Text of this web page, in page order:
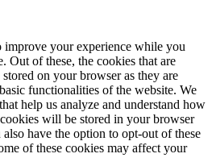
improve your experience while you
Out of these, the cookies that are
stored on your browser as they are
functionalities of the website. We
help us analyze and understand how
will be stored in your browser
have the option to opt-out of these
of these cookies may affect your